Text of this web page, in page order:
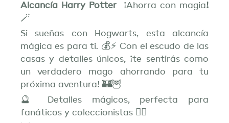
Alcancía Harry Potter ¡Ahorra con magia!
🪄
Si sueñas con Hogwarts, esta alcancía
mágica es para ti. 💰⚡ Con el escudo de las
casas y detalles únicos, ¡te sentirás como
un verdadero mago ahorrando para tu
próxima aventura! 🏰🦉
🔮 Detalles mágicos, perfecta para
fanáticos y coleccionistas 🧙‍♂️